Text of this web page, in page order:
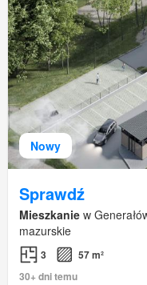
Nowy
Sprawdź
Mieszkanie w
mazurskie
3
57 m²
30+ dni temu